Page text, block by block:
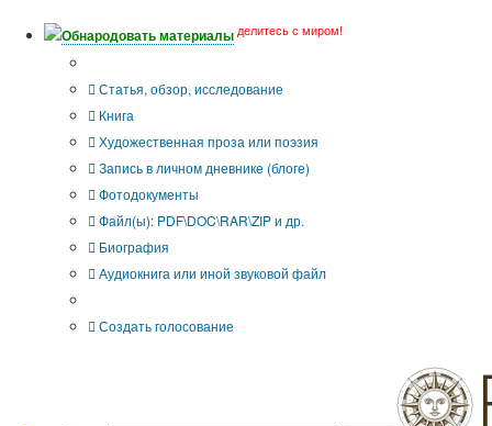
Обнародовать материалы делитесь с миром!
Статья, обзор, исследование
Книга
Художественная проза или поэзия
Запись в личном дневнике (блоге)
Фотодокументы
Файл(ы): PDF\DOC\RAR\ZIP и др.
Биография
Аудиокнига или иной звуковой файл
Создать голосование